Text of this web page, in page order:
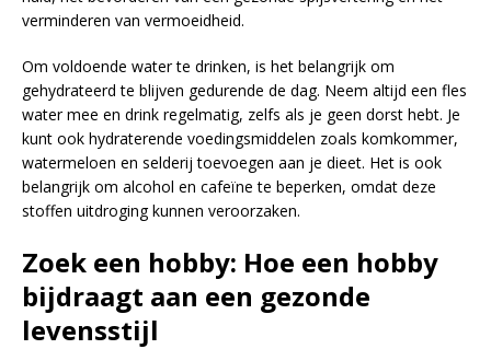
verminderen van vermoeidheid.
Om voldoende water te drinken, is het belangrijk om
gehydrateerd te blijven gedurende de dag. Neem altijd een fles
water mee en drink regelmatig, zelfs als je geen dorst hebt. Je
kunt ook hydraterende voedingsmiddelen zoals komkommer,
watermeloen en selderij toevoegen aan je dieet. Het is ook
belangrijk om alcohol en cafeïne te beperken, omdat deze
stoffen uitdroging kunnen veroorzaken.
Zoek een hobby: Hoe een hobby
bijdraagt aan een gezonde
levensstijl